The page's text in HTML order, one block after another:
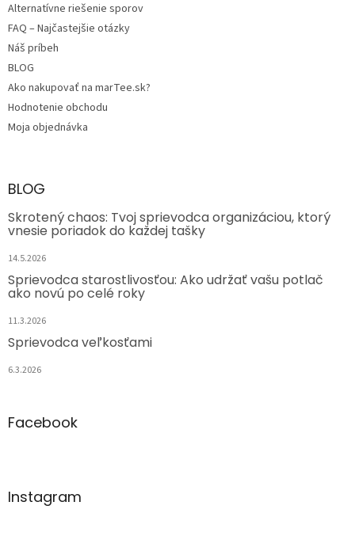
Alternatívne riešenie sporov
FAQ – Najčastejšie otázky
Náš príbeh
BLOG
Ako nakupovať na marTee.sk?
Hodnotenie obchodu
Moja objednávka
BLOG
Skrotený chaos: Tvoj sprievodca organizáciou, ktorý
vnesie poriadok do každej tašky
14.5.2026
Sprievodca starostlivosťou: Ako udržať vašu potlač
ako novú po celé roky
11.3.2026
Sprievodca veľkosťami
6.3.2026
Facebook
Instagram